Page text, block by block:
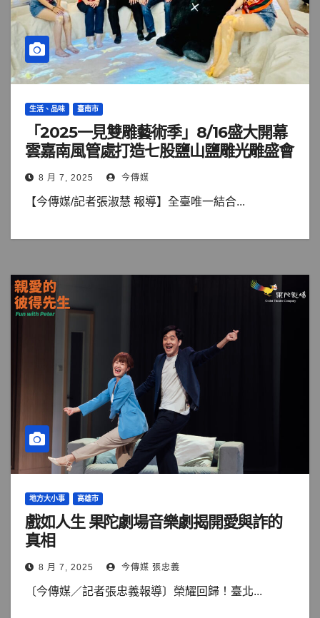
生活、品味 臺南市
「2025一見雙雕藝術季」8/16盛大開幕
雲嘉南風管處打造七股鹽山鹽雕光雕盛會
8 月 7, 2025 今傳媒
【今傳媒/記者張淑慧 報導】全臺唯一結合...
地方大小事 高雄市
戲如人生 果陀劇場音樂劇揭開愛與詐的
真相
8 月 7, 2025 今傳媒 張忠義
〔今傳媒／記者張忠義報導〕榮耀回歸！臺北...